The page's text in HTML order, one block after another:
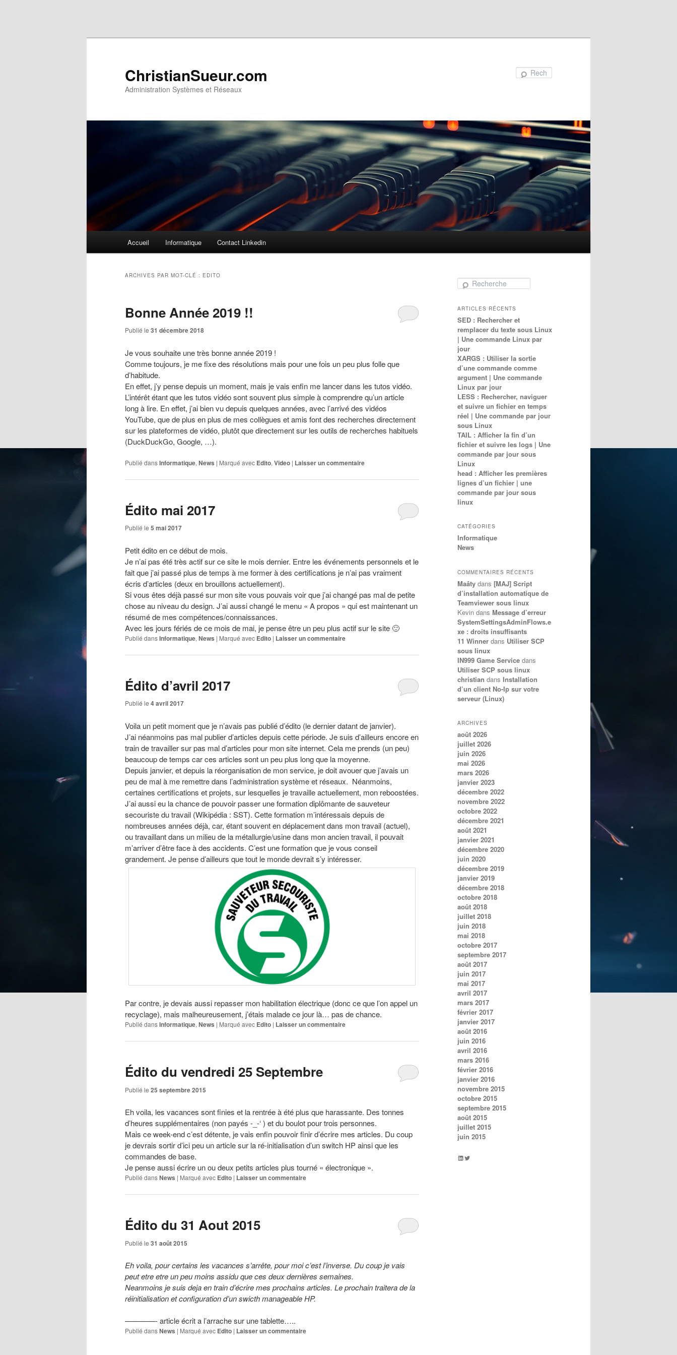
ChristianSueur.com
Administration Systèmes et Réseaux
Accueil Informatique Contact Linkedin
ARCHIVES PAR MOT-CLÉ : EDITO
Bonne Année 2019 !!
Publié le 31 décembre 2018
Je vous souhaite une très bonne année 2019 !
Comme toujours, je me fixe des résolutions mais pour une fois un peu plus folle que
d’habitude.
En effet, j’y pense depuis un moment, mais je vais enfin me lancer dans les tutos vidéo.
L’intérêt étant que les tutos vidéo sont souvent plus simple à comprendre qu’un article
long à lire. En effet, j’ai bien vu depuis quelques années, avec l’arrivé des vidéos
YouTube, que de plus en plus de mes collègues et amis font des recherches directement
sur les plateformes de vidéo, plutôt que directement sur les outils de recherches habituels
(DuckDuckGo, Google, …).
Publié dansInformatique, News | Marqué avec Edito, Video | Laisser un commentaire
Édito mai 2017
Publié le 5 mai 2017
Petit édito en ce début de mois.
Je n’ai pas été très actif sur ce site le mois dernier. Entre les événements personnels et le
fait que j’ai passé plus de temps à me former à des certifications je n’ai pas vraiment
écris d’articles (deux en brouillons actuellement).
Si vous êtes déjà passé sur mon site vous pouvais voir que j’ai changé pas mal de petite
chose au niveau du design. J’ai aussi changé le menu « A propos » qui est maintenant un
résumé de mes compétences/connaissances.
Avec les jours fériés de ce mois de mai, je pense être un peu plus actif sur le site 🙂
Publié dansInformatique, News | Marqué avec Edito | Laisser un commentaire
Édito d’avril 2017
Publié le 4 avril 2017
Voila un petit moment que je n’avais pas publié d’édito (le dernier datant de janvier).
J’ai néanmoins pas mal publier d’articles depuis cette période. Je suis d’ailleurs encore en
train de travailler sur pas mal d’articles pour mon site internet. Cela me prends (un peu)
beaucoup de temps car ces articles sont un peu plus long que la moyenne.
Depuis janvier, et depuis la réorganisation de mon service, je doit avouer que j’avais un
peu de mal à me remettre dans l’administration système et réseaux. Néanmoins,
certaines certifications et projets, sur lesquelles je travaille actuellement, mon reboostées.
J’ai aussi eu la chance de pouvoir passer une formation diplômante de sauveteur
secouriste du travail (Wikipédia : SST). Cette formation m’intéressais depuis de
nombreuses années déjà, car, étant souvent en déplacement dans mon travail (actuel),
ou travaillant dans un milieu de la métallurgie/usine dans mon ancien travail, il pouvait
m’arriver d’être face à des accidents. C’est une formation que je vous conseil
grandement. Je pense d’ailleurs que tout le monde devrait s’y intéresser.
Par contre, je devais aussi repasser mon habilitation électrique (donc ce que l’on appel un
recyclage), mais malheureusement, j’étais malade ce jour là… pas de chance.
Publié dansInformatique, News | Marqué avec Edito | Laisser un commentaire
Édito du vendredi 25 Septembre
Publié le 25 septembre 2015
Eh voila, les vacances sont finies et la rentrée à été plus que harassante. Des tonnes
d’heures supplémentaires (non payés -_-‘ ) et du boulot pour trois personnes.
Mais ce week-end c’est détente, je vais enfin pouvoir finir d’écrire mes articles. Du coup
je devrais sortir d’ici peu un article sur la ré-initialisation d’un switch HP ainsi que les
commandes de base.
Je pense aussi écrire un ou deux petits articles plus tourné « électronique ».
Publié dansNews | Marqué avec Edito | Laisser un commentaire
Édito du 31 Aout 2015
Publié le 31 août 2015
Eh voila, pour certains les vacances s’arrête, pour moi c’est l’inverse. Du coup je vais
peut etre etre un peu moins assidu que ces deux dernières semaines.
Neanmoins je suis deja en train d’écrire mes prochains articles. Le prochain traitera de la
réinitialisation et configuration d’un swicth manageable HP.
————- article écrit a l’arrache sur une tablette…..
Publié dansNews | Marqué avec Edito | Laisser un commentaire
ARTICLES RÉCENTS
SED : Rechercher et
remplacer du texte sous Linux
| Une commande Linux par
jour
XARGS : Utiliser la sortie
d’une commande comme
argument | Une commande
Linux par jour
LESS : Rechercher, naviguer
et suivre un fichier en temps
réel | Une commande par jour
sous Linux
TAIL : Afficher la fin d’un
fichier et suivre les logs | Une
commande par jour sous
Linux
head : Afficher les premières
lignes d’un fichier | une
commande par jour sous
linux
CATÉGORIES
Informatique
News
COMMENTAIRES RÉCENTS
Maâty dans [MAJ] Script
d’installation automatique de
Teamviewer sous linux
Kevin dans Message d’erreur
SystemSettingsAdminFlows.e
xe : droits insuffisants
11 Winner dans Utiliser SCP
sous linux
IN999 Game Service dans
Utiliser SCP sous linux
christian dans Installation
d’un client No-Ip sur votre
serveur (Linux)
ARCHIVES
août 2026
juillet 2026
juin 2026
mai 2026
mars 2026
janvier 2023
décembre 2022
novembre 2022
octobre 2022
décembre 2021
août 2021
janvier 2021
décembre 2020
juin 2020
décembre 2019
janvier 2019
décembre 2018
octobre 2018
août 2018
juillet 2018
juin 2018
mai 2018
octobre 2017
septembre 2017
août 2017
juin 2017
mai 2017
avril 2017
mars 2017
février 2017
janvier 2017
août 2016
juin 2016
avril 2016
mars 2016
février 2016
janvier 2016
novembre 2015
octobre 2015
septembre 2015
août 2015
juillet 2015
juin 2015
LinkedIn Twitter